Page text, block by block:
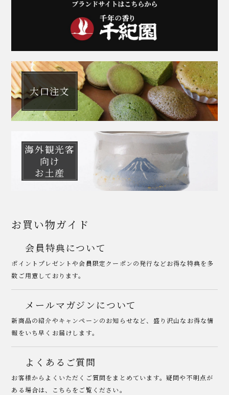
大口注文
海外観光客
向け
お土産
お買い物ガイド
会員特典について
ポイントプレゼントや会員限定クーポンの発行などお得な特典を多
数ご用意しております。
メールマガジンについて
新商品の紹介やキャンペーンのお知らせなど、盛り沢山なお得な情
報をいち早くお届けします。
よくあるご質問
お客様からよくいただくご質問をまとめています。疑問や不明点が
ある場合は、こちらをご覧ください。